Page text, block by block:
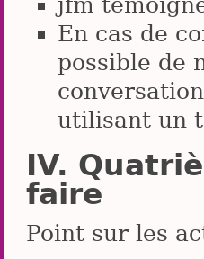
En cas de
possible de
utilisant un
faire
Point sur les